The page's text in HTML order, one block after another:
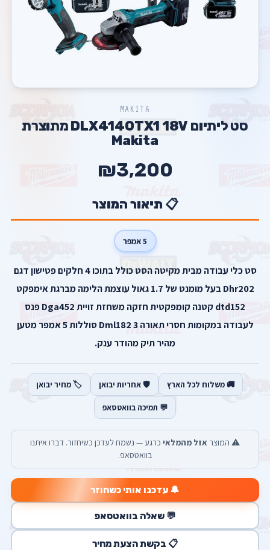
MAKITA
סט ליתיום DLX4140TX1 18V מתוצרת
Makita
₪3,200
📋 תיאור המוצר
5 אמפר
סט כלי עבודה מבית מקיטה הסט כולל בתוכו 4 חלקים פטישון דגם
Dhr202 בעל מומנט של 1.7 גאול עוצמת הלימה מברגת אימפקט
dtd152 קטנה קומפקטית חזקה משחזת זויית Dga452 פנס
לעבודה במקומות חסרי תאורה Dml182 3 סוללות 5 אמפר מטען
מהיר תיק מהודר ענק.
🚚 משלוח לכל הארץ 🛡️ אחריות יבואן 🏷️ מחיר יבואן
💬 תמיכה בוואטסאפ
⚠️ המוצר אזל מהמלאי כרגע — נשמח לעדכן כשיחזור. דברו איתנו
בוואטסאפ.
🔔 עדכנו אותי כשחוזר
💬 שאלה בוואטסאפ
📋 בקשת הצעת מחיר